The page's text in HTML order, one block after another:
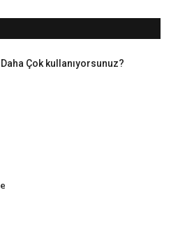
Çok kullanıyorsunuz?